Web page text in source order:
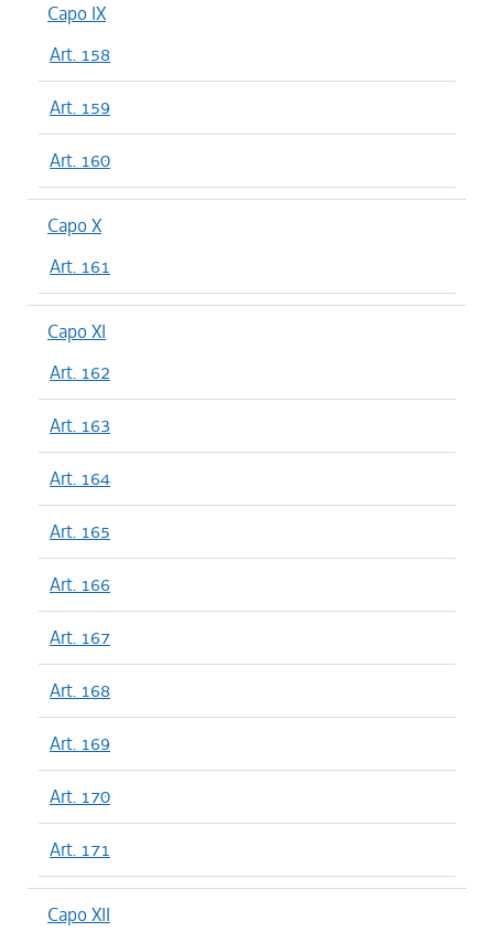
Capo IX
Art. 158
Art. 159
Art. 160
Capo X
Art. 161
Capo XI
Art. 162
Art. 163
Art. 164
Art. 165
Art. 166
Art. 167
Art. 168
Art. 169
Art. 170
Art. 171
Capo XII